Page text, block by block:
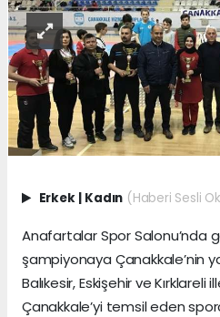
Erkek | Kadın (Haberi Sesli
Anafartalar Spor Salonu’nda
şampiyonaya Çanakkale’nin
Balıkesir, Eskişehir ve Kırklareli
Çanakkale’yi temsil eden